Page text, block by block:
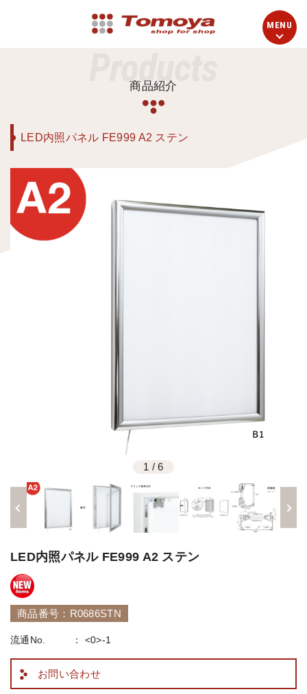
Products
商品紹介
LED内照パネル FE999 A2 ステン
1 /6
LED内照パネル FE999 A2 ステン
商品番号：R0686STN
流通No. <0>-1
お問い合わせ